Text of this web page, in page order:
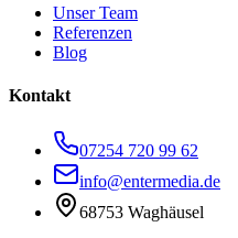
Unser Team
Referenzen
Blog
Kontakt
07254 720 99 62
info@entermedia.de
68753 Waghäusel